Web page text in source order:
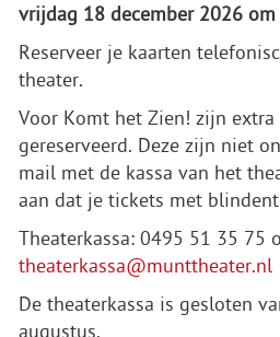
vrijdag 18 december 2026
Reserveer je kaarten
theater.
Voor Komt het Zien! zijn extra
gereserveerd. Deze zijn niet
mail met de kassa van het
aan dat je tickets met
Theaterkassa: 0495 51 35 75
theaterkassa@munttheater.nl
De theaterkassa is gesloten
augustus.